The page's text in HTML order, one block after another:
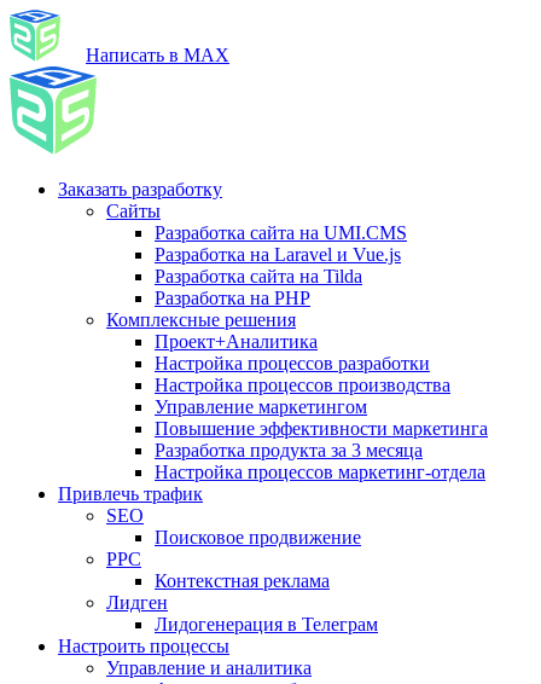
Написать в MAX
Заказать разработку
Сайты
Разработка сайта на UMI.CMS
Разработка на Laravel и Vue.js
Разработка сайта на Tilda
Разработка на PHP
Комплексные решения
Проект+Аналитика
Настройка процессов разработки
Настройка процессов производства
Управление маркетингом
Повышение эффективности маркетинга
Разработка продукта за 3 месяца
Настройка процессов маркетинг-отдела
Привлечь трафик
SEO
Поисковое продвижение
PPC
Контекстная реклама
Лидген
Лидогенерация в Телеграм
Настроить процессы
Управление и аналитика